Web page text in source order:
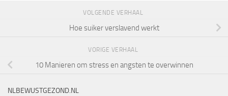
VOLGENDE VERHAAL
Hoe suiker verslavend werkt
VORIGE VERHAAL
10 Manieren om stress en angsten te overwinnen
NLBEWUSTGEZOND.NL